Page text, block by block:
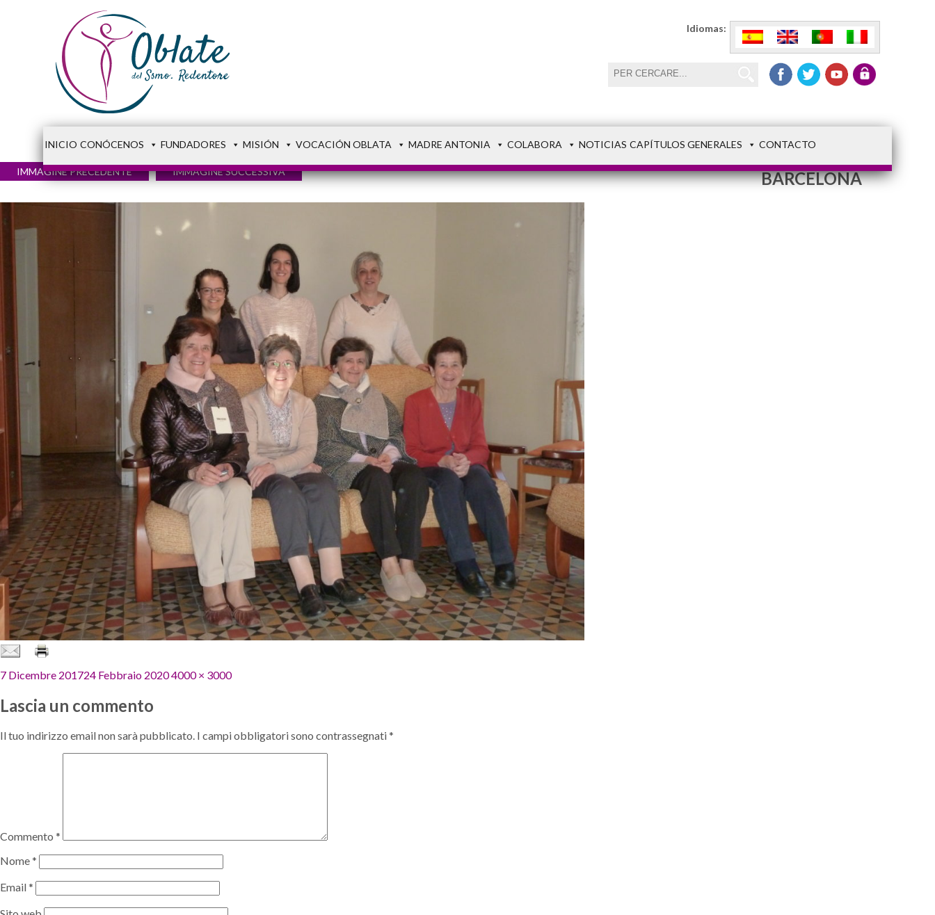
Idiomas:
INICIO CONÓCENOS FUNDADORES MISIÓN VOCACIÓN OBLATA MADRE ANTONIA COLABORA NOTICIAS CAPÍTULOS GENERALES CONTACTO
IMMAGINE PRECEDENTE IMMAGINE SUCCESSIVA
BARCELONA
Pubblicato
7 Dicembre 201724 Febbraio 2020Dimensione
4000 × 3000
Lascia un commento
Il tuo indirizzo email non sarà pubblicato. I campi obbligatori sono contrassegnati*
Commento *
Nome*
Email*